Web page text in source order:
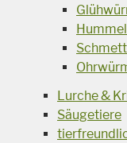
Lurche &
Säugetiere